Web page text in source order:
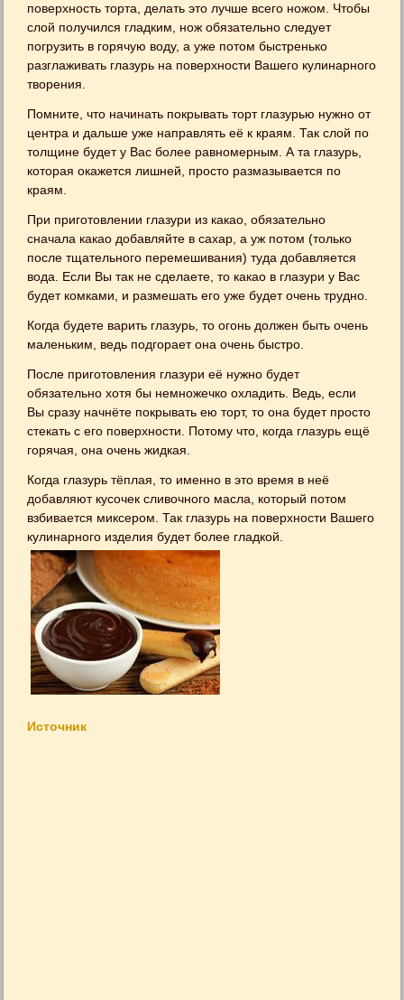
поверхность торта, делать это лучше всего ножом. Чтобы
слой получился гладким, нож обязательно следует
погрузить в горячую воду, а уже потом быстренько
разглаживать глазурь на поверхности Вашего кулинарного
творения.
Помните, что начинать покрывать торт глазурью нужно от
центра и дальше уже направлять её к краям. Так слой по
толщине будет у Вас более равномерным. А та глазурь,
которая окажется лишней, просто размазывается по
краям.
При приготовлении глазури из какао, обязательно
сначала какао добавляйте в сахар, а уж потом (только
после тщательного перемешивания) туда добавляется
вода. Если Вы так не сделаете, то какао в глазури у Вас
будет комками, и размешать его уже будет очень трудно.
Когда будете варить глазурь, то огонь должен быть очень
маленьким, ведь подгорает она очень быстро.
После приготовления глазури её нужно будет
обязательно хотя бы немножечко охладить. Ведь, если
Вы сразу начнёте покрывать ею торт, то она будет просто
стекать с его поверхности. Потому что, когда глазурь ещё
горячая, она очень жидкая.
Когда глазурь тёплая, то именно в это время в неё
добавляют кусочек сливочного масла, который потом
взбивается миксером. Так глазурь на поверхности Вашего
кулинарного изделия будет более гладкой.
Источник